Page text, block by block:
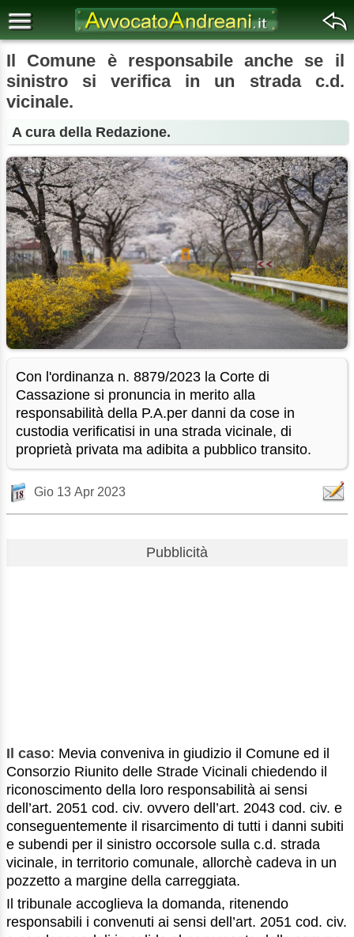
Il Comune è responsabile anche se il
sinistro si verifica in un strada c.d.
vicinale.
A cura della Redazione.
Con l'ordinanza n. 8879/2023 la Corte di
Cassazione si pronuncia in merito alla
responsabilità della P.A.per danni da cose in
custodia verificatisi in una strada vicinale, di
proprietà privata ma adibita a pubblico transito.
Gio 13 Apr 2023
Pubblicità
Il caso: Mevia conveniva in giudizio il Comune ed il
Consorzio Riunito delle Strade Vicinali chiedendo il
riconoscimento della loro responsabilità ai sensi
dell’art. 2051 cod. civ. ovvero dell’art. 2043 cod. civ. e
conseguentemente il risarcimento di tutti i danni subiti
e subendi per il sinistro occorsole sulla c.d. strada
vicinale, in territorio comunale, allorchè cadeva in un
pozzetto a margine della carreggiata.
Il tribunale accoglieva la domanda, ritenendo
responsabili i convenuti ai sensi dell’art. 2051 cod. civ.